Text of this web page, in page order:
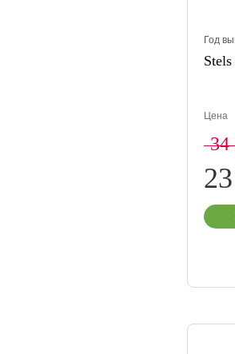
Год
Цена